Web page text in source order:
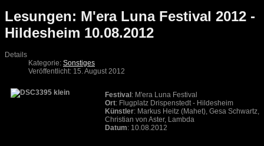
Lesungen: M'era Luna Festival 2012 -
Hildesheim 10.08.2012
Details
Kategorie: Sonstiges
Veröffentlicht: 15. August 2012
Festival : M'era Luna Festival
Ort: Flugplatz Drispenstedt - Hildesheim
Künstler: Markus Heitz (Mahet), Gesa Schwartz,
Christian von Aster, Lambda
Datum: 10.08.2012